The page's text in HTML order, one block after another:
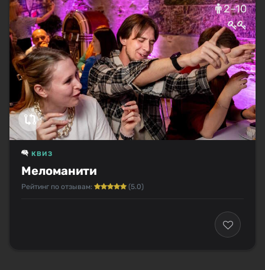
2–10
Меломанити
КВИЗ
Рейтинг по отзывам: (5.0)